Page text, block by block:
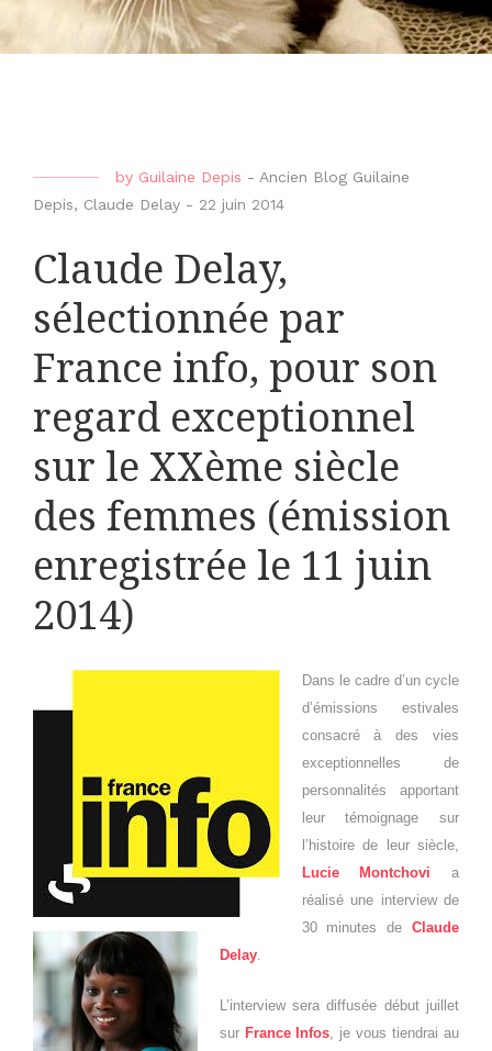
by Guilaine Depis - Ancien Blog Guilaine
Depis, Claude Delay - 22 juin 2014
Claude Delay,
sélectionnée par
France info, pour son
regard exceptionnel
sur le XXème siècle
des femmes (émission
enregistrée le 11 juin
2014)
Dans le cadre d’un cycle
d’émissions estivales
consacré à des vies
exceptionnelles de
personnalités apportant
leur témoignage sur
l’histoire de leur siècle,
Lucie Montchovi a
réalisé une interview de
30 minutes de Claude
Delay.
L’interview sera diffusée début juillet
sur France Infos, je vous tiendrai au